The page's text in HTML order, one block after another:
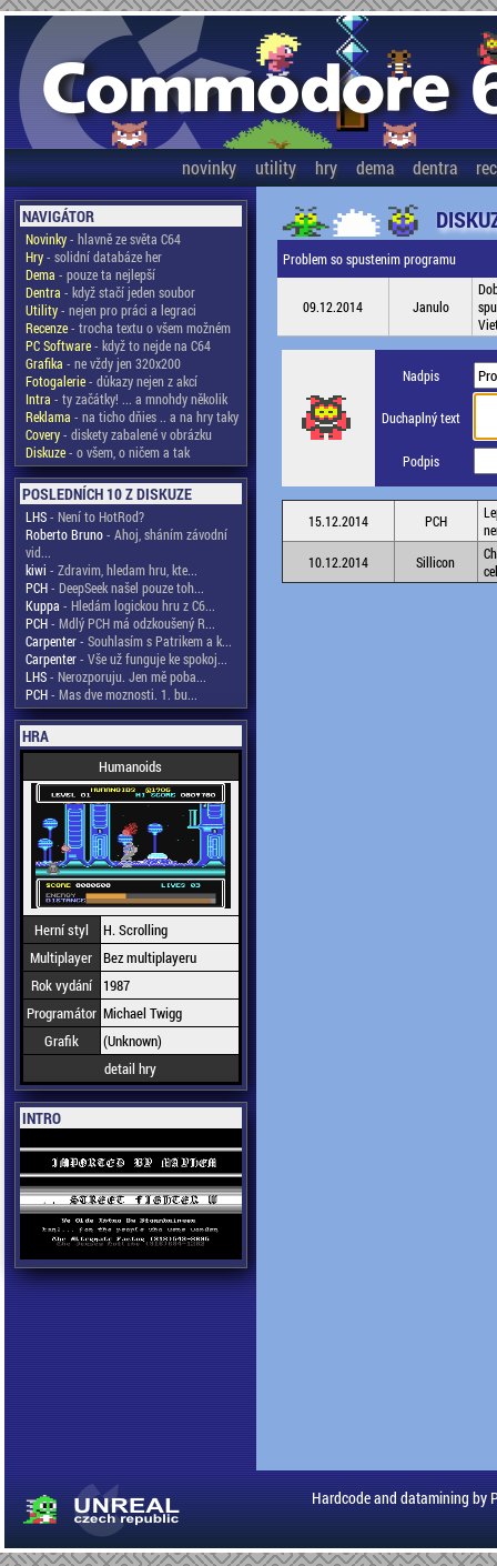
novinky utility hry dema dentra
NAVIGÁTOR
Novinky- hlavně ze světa C64
Hry- solidní databáze her
Dema - pouze ta nejlepší
Dentra - když stačí jeden soubor
Utility- nejen pro práci a legraci
Recenze- trocha textu o všem možném
PC Software- když to nejde na C64
Grafika - ne vždy jen 320x200
Fotogalerie- důkazy nejen z akcí
Intra - ty začátky! ... a mnohdy několik
Reklama - na ticho dňies .. a na hry taky
Covery- diskety zabalené v obrázku
Diskuze- o všem, o ničem a tak
POSLEDNÍCH 10 Z DISKUZE
LHS- Není to HotRod?
Roberto Bruno- Ahoj, sháním závodní
vid...
kiwi - Zdravim, hledam hru, kte...
PCH- DeepSeek našel pouze toh...
Kuppa - Hledám logickou hru z C6...
PCH- Mdlý PCH má odzkoušený R...
Carpenter- Souhlasím s Patrikem a k...
Carpenter- Vše už funguje ke spokoj...
LHS- Nerozporuju. Jen mě poba...
PCH- Mas dve moznosti. 1. bu...
HRA
Humanoids
Herní styl
H. Scrolling
Multiplayer Bez multiplayeru
Rok vydání
1987
Programátor Michael Twigg
Grafik
(Unknown)
detail hry
INTRO
Problem so spustenim programu
09.12.2014 Janulo
Nadpis
Duchaplný text
Podpis
15.12.2014 PCH
10.12.2014
Sillicon
Hardcode and datamining by